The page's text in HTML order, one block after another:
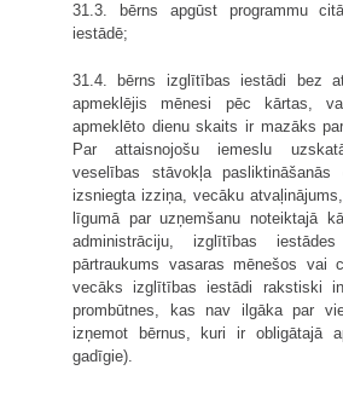
31.3. bērns apgūst programmu
iestādē;
31.4. bērns izglītības iestādi bez
apmeklējis mēnesi pēc kārtas,
apmeklēto dienu skaits ir mazāks
Par attaisnojošu iemeslu
veselības stāvokļa
izsniegta izziņa, vecāku
līgumā par uzņemšanu noteiktajā
administrāciju, izglītības
pārtraukums vasaras mēnešos vai
vecāks izglītības iestādi rakstiski
prombūtnes, kas nav ilgāka par
izņemot bērnus, kuri ir obligātajā
gadīgie).